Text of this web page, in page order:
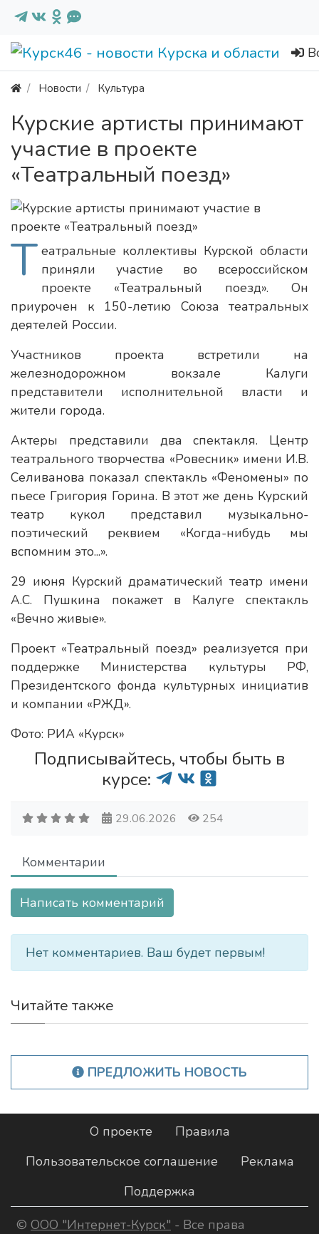
Новости Культура
Курские артисты принимают
участие в проекте
«Театральный поезд»
Т еатральные коллективы Курской области
приняли участие во всероссийском
проекте «Театральный поезд». Он
приурочен к 150-летию Союза театральных
деятелей России.
Участников проекта встретили на
железнодорожном вокзале Калуги
представители исполнительной власти и
жители города.
Актеры представили два спектакля. Центр
театрального творчества «Ровесник» имени И.В.
Селиванова показал спектакль «Феномены» по
пьесе Григория Горина. В этот же день Курский
театр кукол представил музыкально-
поэтический реквием «Когда-нибудь мы
вспомним это...».
29 июня Курский драматический театр имени
А.С. Пушкина покажет в Калуге спектакль
«Вечно живые».
Проект «Театральный поезд» реализуется при
поддержке Министерства культуры РФ,
Президентского фонда культурных инициатив
и компании «РЖД».
Фото: РИА «Курск»
Подписывайтесь, чтобы быть в
курсе:
29.06.2026 254
Комментарии
Написать комментарий
Нет комментариев. Ваш будет первым!
Читайте также
ПРЕДЛОЖИТЬ НОВОСТЬ
О проекте
Правила
Пользовательское соглашение
Реклама
Поддержка
© ООО "Интернет-Курск" - Все права